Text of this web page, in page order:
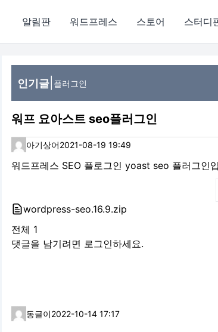
알림판 워드프레스 스토어 스터디
인기글 플러그인
워프 요아스트 seo플러그인
아기상어2021-08-19 19:49
워드프레스 SEO 플로그인 yoast seo 플러그인
wordpress-seo.16.9.zip
전체 1
댓글을 남기려면 로그인하세요.
동글이2022-10-14 17:17